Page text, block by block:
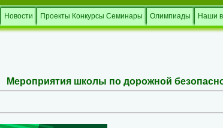
Новости Проекты Конкурсы Семинары Олимпиады Наши
Мероприятия школы по дорожной